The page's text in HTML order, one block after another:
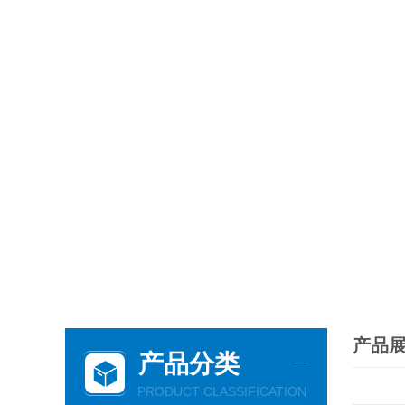
产品分类
PRODUCT CLASSIFICATION
产品